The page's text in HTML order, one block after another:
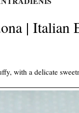
| Italian
with a delicate